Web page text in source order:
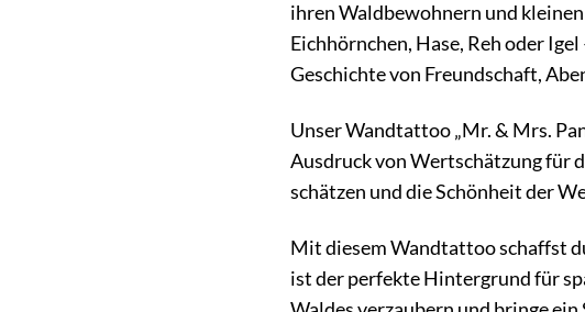
ihren Waldbewohnern und
Eichhörnchen, Hase, Reh oder
Geschichte von Freundschaft,
Unser Wandtattoo „Mr. & Mrs.
Ausdruck von Wertschätzung für
schätzen und die Schönheit der
Mit diesem Wandtattoo schaffst
ist der perfekte Hintergrund für